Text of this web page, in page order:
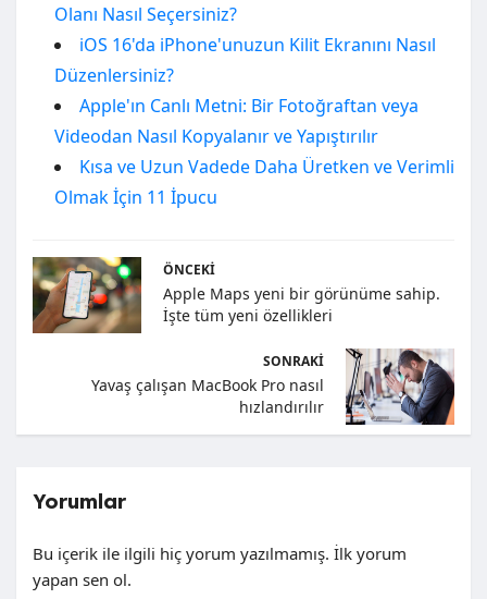
Olanı Nasıl Seçersiniz?
iOS 16'da iPhone'unuzun Kilit Ekranını Nasıl
Düzenlersiniz?
Apple'ın Canlı Metni: Bir Fotoğraftan veya
Videodan Nasıl Kopyalanır ve Yapıştırılır
Kısa ve Uzun Vadede Daha Üretken ve Verimli
Olmak İçin 11 İpucu
ÖNCEKI
Apple Maps yeni bir görünüme sahip.
İşte tüm yeni özellikleri
SONRAKI
Yavaş çalışan MacBook Pro nasıl
hızlandırılır
Yorumlar
Bu içerik ile ilgili hiç yorum yazılmamış. İlk yorum
yapan sen ol.